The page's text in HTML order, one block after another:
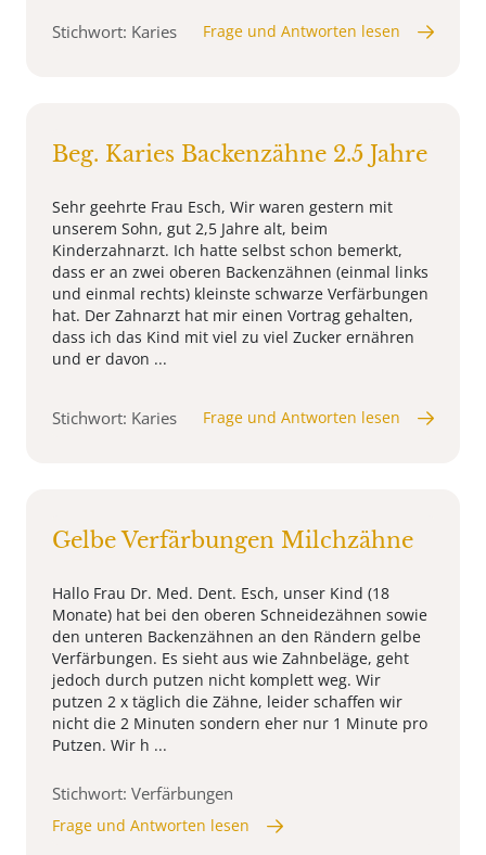
Stichwort: Karies Frage und Antworten lesen
Beg. Karies Backenzähne 2.5 Jahre
Sehr geehrte Frau Esch, Wir waren gestern mit
unserem Sohn, gut 2,5 Jahre alt, beim
Kinderzahnarzt. Ich hatte selbst schon bemerkt,
dass er an zwei oberen Backenzähnen (einmal links
und einmal rechts) kleinste schwarze Verfärbungen
hat. Der Zahnarzt hat mir einen Vortrag gehalten,
dass ich das Kind mit viel zu viel Zucker ernähren
und er davon ...
Stichwort: Karies Frage und Antworten lesen
Gelbe Verfärbungen Milchzähne
Hallo Frau Dr. Med. Dent. Esch, unser Kind (18
Monate) hat bei den oberen Schneidezähnen sowie
den unteren Backenzähnen an den Rändern gelbe
Verfärbungen. Es sieht aus wie Zahnbeläge, geht
jedoch durch putzen nicht komplett weg. Wir
putzen 2 x täglich die Zähne, leider schaffen wir
nicht die 2 Minuten sondern eher nur 1 Minute pro
Putzen. Wir h ...
Stichwort: Verfärbungen
Frage und Antworten lesen